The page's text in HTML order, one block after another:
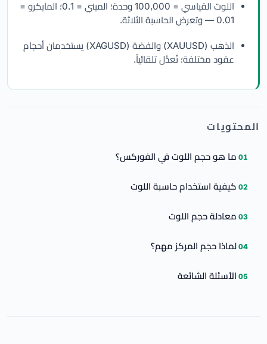
اللوت القياسي = 100,000 وحدة؛ الميني = 0.1؛ المايكرو =
0.01 — وتعرض الحاسبة الثلاثة.
الذهب (XAUUSD) والفضة (XAGUSD) يستخدمان أحجام
عقود مختلفة؛ تُعدَّل تلقائياً.
المحتويات
ما هو حجم اللوت في الفوركس؟
كيفية استخدام حاسبة اللوت
معادلة حجم اللوت
لماذا حجم المركز مهم؟
الأسئلة الشائعة